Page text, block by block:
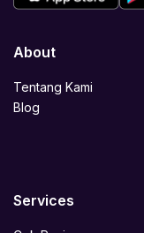
About
Tentang Kami
Blog
Services